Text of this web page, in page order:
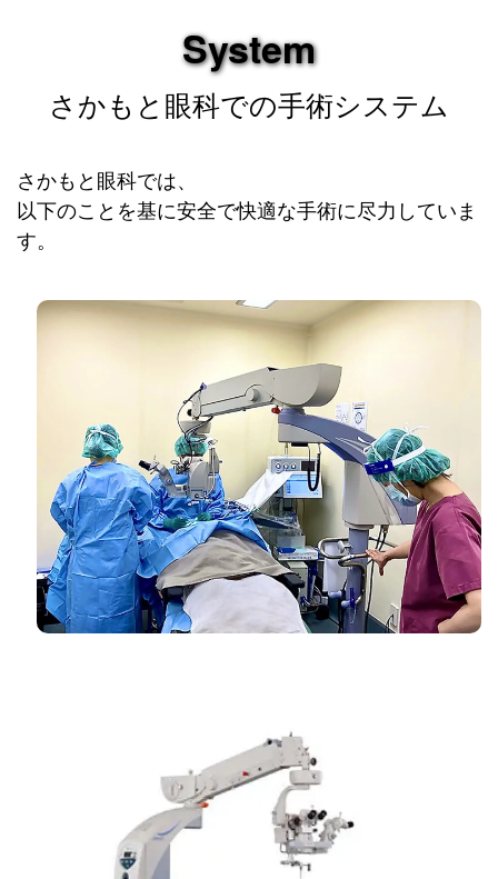
System
さかもと眼科での手術システム
さかもと眼科では、
以下のことを基に安全で快適な手術に尽力していま
す。